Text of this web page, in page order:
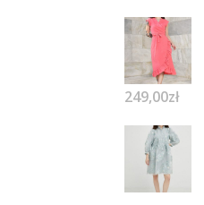
249,00zł